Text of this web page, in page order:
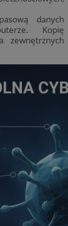
danych
Kopię
zewnętrznych